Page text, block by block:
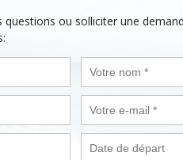
ou solliciter une